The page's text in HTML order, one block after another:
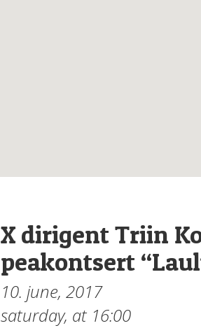
X dirigent Triin
peakontsert
10. june, 2017
saturday, at 16:00